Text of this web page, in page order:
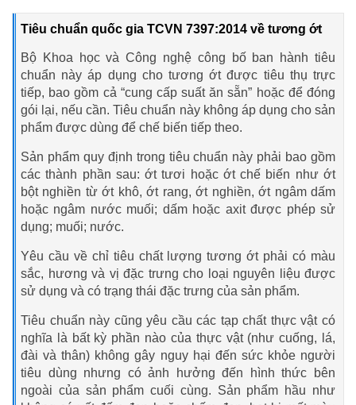
Tiêu chuẩn quốc gia TCVN 7397:2014 về tương ớt
Bộ Khoa học và Công nghệ công bố ban hành tiêu
chuẩn này áp dụng cho tương ớt được tiêu thụ trực
tiếp, bao gồm cả “cung cấp suất ăn sẵn” hoặc để đóng
gói lại, nếu cần. Tiêu chuẩn này không áp dụng cho sản
phẩm được dùng để chế biến tiếp theo.
Sản phẩm quy định trong tiêu chuẩn này phải bao gồm
các thành phần sau: ớt tươi hoặc ớt chế biến như ớt
bột nghiền từ ớt khô, ớt rang, ớt nghiền, ớt ngâm dấm
hoặc ngâm nước muối; dấm hoặc axit được phép sử
dụng; muối; nước.
Yêu cầu về chỉ tiêu chất lượng tương ớt phải có màu
sắc, hương và vị đặc trưng cho loại nguyên liệu được
sử dụng và có trạng thái đặc trưng của sản phẩm.
Tiêu chuẩn này cũng yêu cầu các tạp chất thực vật có
nghĩa là bất kỳ phần nào của thực vật (như cuống, lá,
đài và thân) không gây nguy hại đến sức khỏe người
tiêu dùng nhưng có ảnh hưởng đến hình thức bên
ngoài của sản phẩm cuối cùng. Sản phẩm hầu như